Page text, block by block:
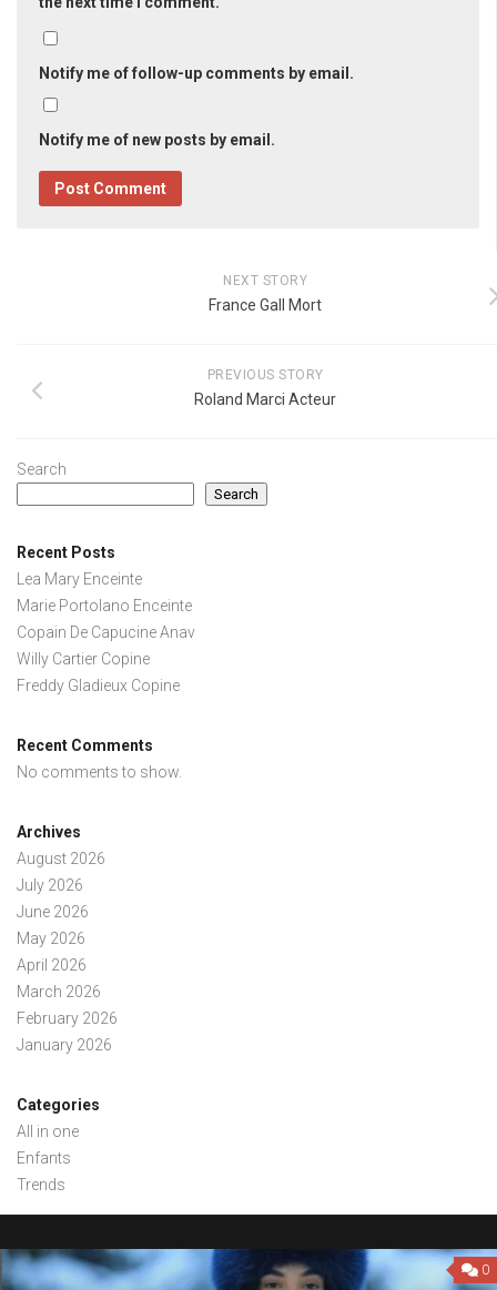
Notify me of follow-up comments by email.
Notify me of new posts by email.
NEXT STORY
France Gall Mort
PREVIOUS STORY
Roland Marci Acteur
Search
Search
Recent Posts
Lea Mary Enceinte
Marie Portolano Enceinte
Copain De Capucine Anav
Willy Cartier Copine
Freddy Gladieux Copine
Recent Comments
No comments to show.
Archives
August 2026
July 2026
June 2026
May 2026
April 2026
March 2026
February 2026
January 2026
Categories
All in one
Enfants
Trends
0